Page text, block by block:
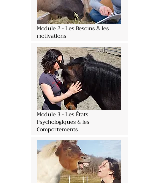
Module 2 - Les Besoins & les
motivations
Module 3 - Les États
Psychologiques & les
Comportements